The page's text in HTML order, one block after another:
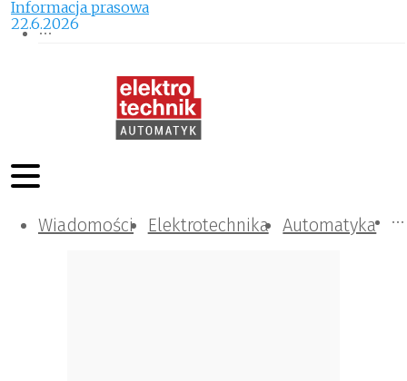
Wiadomości Elektrotechnika Automatyka
Komunikacja i IT
Kontrola
Tematy specjalne
Informacja prasowa
22.6.2026